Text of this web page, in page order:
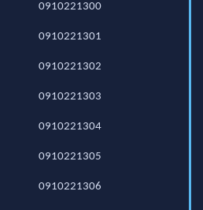
0910221300
0910221301
0910221302
0910221303
0910221304
0910221305
0910221306